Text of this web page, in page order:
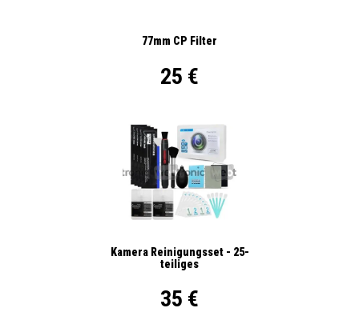
77mm CP Filter
25 €
Kamera Reinigungsset - 25-
teiliges
35 €